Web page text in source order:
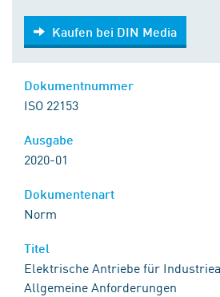
Kaufen bei DIN Media
Kaufen bei DIN Media
ISO 22153
2020-01
Norm
Elektrische Antriebe für
Allgemeine Anforderungen